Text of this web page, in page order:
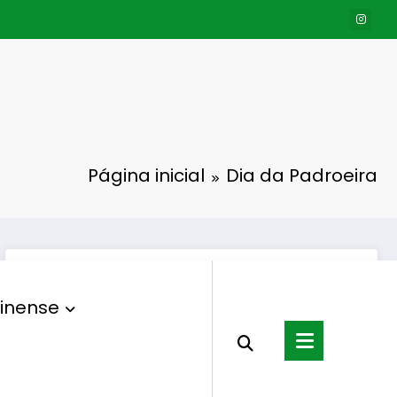
Página inicial Dia da Padroeira